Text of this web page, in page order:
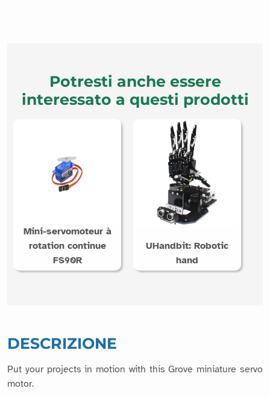
Potresti anche essere
interessato a questi prodotti
Mini-servomoteur à
rotation continue
FS90R
UHandbit: Robotic
hand
DESCRIZIONE
Put your projects in motion with this Grove miniature servo
motor.